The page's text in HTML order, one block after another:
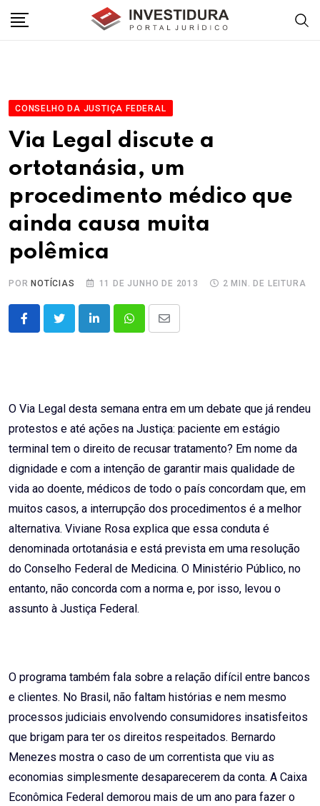
CONSELHO DA JUSTIÇA FEDERAL
Via Legal discute a
ortotanásia, um
procedimento médico que
ainda causa muita
polêmica
POR NOTÍCIAS 11 DE JUNHO DE 2013 2 MIN. DE LEITURA
LinkedInWhatsappShare
O Via Legal desta semana entra em um debate que já rendeu
protestos e até ações na Justiça: paciente em estágio
terminal tem o direito de recusar tratamento? Em nome da
dignidade e com a intenção de garantir mais qualidade de
vida ao doente, médicos de todo o país concordam que, em
muitos casos, a interrupção dos procedimentos é a melhor
alternativa. Viviane Rosa explica que essa conduta é
denominada ortotanásia e está prevista em uma resolução
do Conselho Federal de Medicina. O Ministério Público, no
entanto, não concorda com a norma e, por isso, levou o
assunto à Justiça Federal.
O programa também fala sobre a relação difícil entre bancos
e clientes. No Brasil, não faltam histórias e nem mesmo
processos judiciais envolvendo consumidores insatisfeitos
que brigam para ter os direitos respeitados. Bernardo
Menezes mostra o caso de um correntista que viu as
economias simplesmente desaparecerem da conta. A Caixa
Econômica Federal demorou mais de um ano para fazer o